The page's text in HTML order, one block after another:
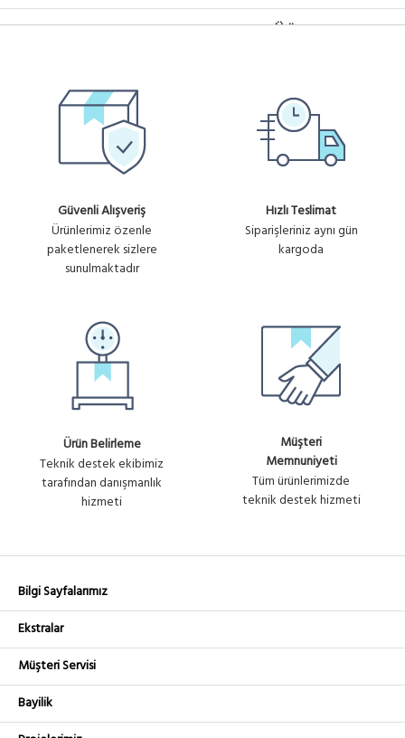
MW-RSP-320-24
Ürün
MW-RSP-200-48
Mean Well RSP-200-48 48V
4.2A Güç Kaynağı
Ürün
No :
U1125
Güvenli Alışveriş
Ürünlerimiz özenle
paketlenerek sizlere
sunulmaktadır
Hızlı Teslimat
Siparişleriniz aynı gün
kargoda
Ürün Belirleme
Teknik destek ekibimiz
tarafından danışmanlık
hizmeti
Müşteri
Memnuniyeti
Tüm ürünlerimizde
teknik destek hizmeti
Bilgi Sayfalarımız
Ekstralar
Müşteri Servisi
Bayilik